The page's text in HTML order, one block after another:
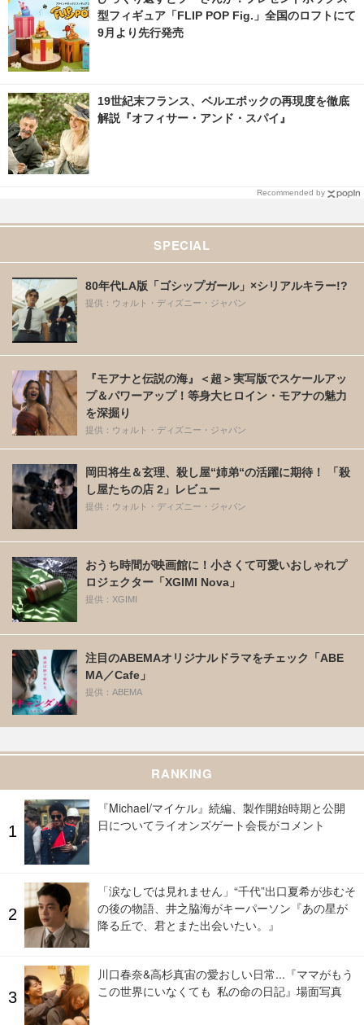
型フィギュア「FLIP POP Fig.」全国のロフトにて
9月より先行発売
19世紀末フランス、ベルエポックの再現度を徹底
解説『オフィサー・アンド・スパイ』
Recommended by
SPECIAL
80年代LA版「ゴシップガール」×シリアルキラー!?
提供：ウォルト・ディズニー・ジャパン
『モアナと伝説の海』＜超＞実写版でスケールアッ
プ＆パワーアップ！等身大ヒロイン・モアナの魅力
を深掘り
提供：ウォルト・ディズニー・ジャパン
岡田将生＆玄理、殺し屋“姉弟“の活躍に期待！ 「殺
し屋たちの店 2」レビュー
提供：ウォルト・ディズニー・ジャパン
おうち時間が映画館に！小さくて可愛いおしゃれプ
ロジェクター「XGIMI Nova」
提供：XGIMI
注目のABEMAオリジナルドラマをチェック「ABE
MA／Cafe」
提供：ABEMA
RANKING
『Michael/マイケル』続編、製作開始時期と公開
日についてライオンズゲート会長がコメント
「涙なしでは見れません」“千代”出口夏希が歩むそ
の後の物語、井之脇海がキーパーソン『あの星が
降る丘で、君とまた出会いたい。』
川口春奈&高杉真宙の愛おしい日常...『ママがもう
この世界にいなくても 私の命の日記』場面写真